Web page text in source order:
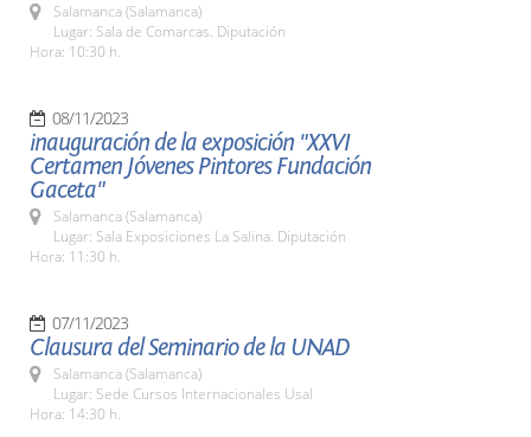
Salamanca (Salamanca)
Lugar: Sala de Comarcas. Diputación
Hora: 10:30 h.
08/11/2023
inauguración de la exposición "XXVI
Certamen Jóvenes Pintores Fundación
Gaceta"
Salamanca (Salamanca)
Lugar: Sala Exposiciones La Salina. Diputación
Hora: 11:30 h.
07/11/2023
Clausura del Seminario de la UNAD
Salamanca (Salamanca)
Lugar: Sede Cursos Internacionales Usal
Hora: 14:30 h.